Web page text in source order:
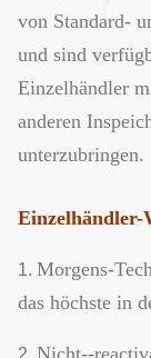
von Standard-
und sind
Einzelhändler
anderen
unterzubringen.
Einzelhändler-
1. Morgens-
das höchste in
2. Nicht--